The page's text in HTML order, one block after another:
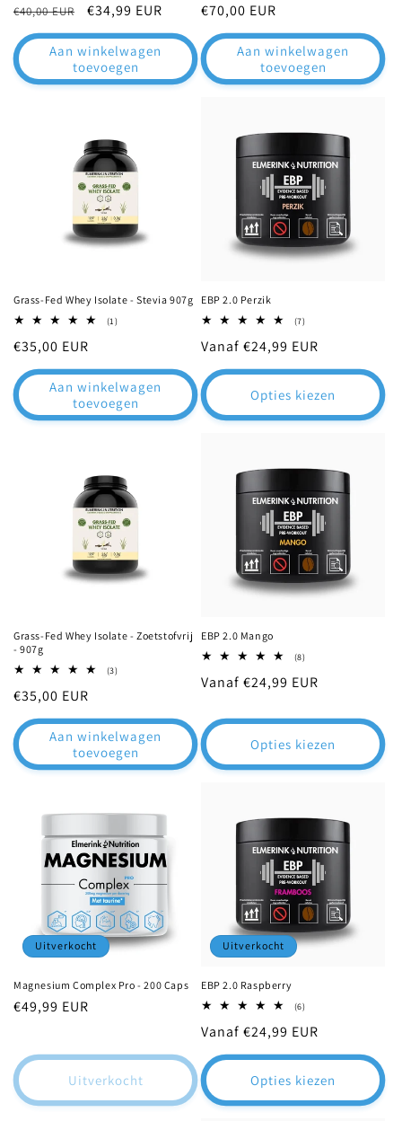
aantal
Normale
prijs
€40,00 EUR Aanbiedingsprijs
€34,99 EUR
Aan winkelwagen
toevoegen
Normale
prijs
€70,00 EUR
Aan winkelwagen
toevoegen
Grass-Fed Whey Isolate - Stevia 907g
(1)1
Normale
prijs
€35,00 EUR
Aan winkelwagen
toevoegen
EBP 2.0 Perzik
(7)7
aantal
Normale
prijs
Vanaf €24,99 EUR
Opties kiezen
Grass-Fed Whey Isolate - Zoetstofvrij
- 907g
(3)3
Normale
prijs
€35,00 EUR
Aan winkelwagen
toevoegen
EBP 2.0 Mango
(8)8
aantal
Normale
Vanaf €24,99 EUR
Opties kiezen
Uitverkocht
Magnesium Complex Pro - 200 Caps
Normale
€49,99 EUR
Uitverkocht
Uitverkocht
EBP 2.0 Raspberry
(6)6
aantal
Normale
prijs
Vanaf €24,99 EUR
Opties kiezen